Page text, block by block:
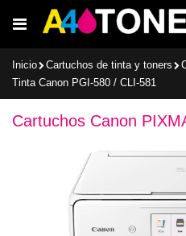
al
Inicio Cartuchos de tinta y toners
Tinta Canon PGI-580 / CLI-581
Cartuchos Canon